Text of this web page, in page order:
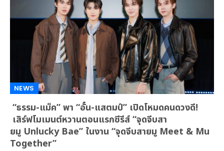
NEWS
“ธรรม-แม็ค” พา “อั๋น-แสตมป์” เปิดโหมดคนดวงดี!
เสิร์ฟโมเมนต์หวานตอนแรกซีรีส์ “จุดจีบสา
ยมู Unlucky Bae” ในงาน “จุดจีบสายมู Meet & Mu
Together”